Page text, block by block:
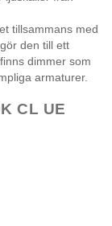
tillsammans med
den till ett
dimmer som
armaturer.
CL UE